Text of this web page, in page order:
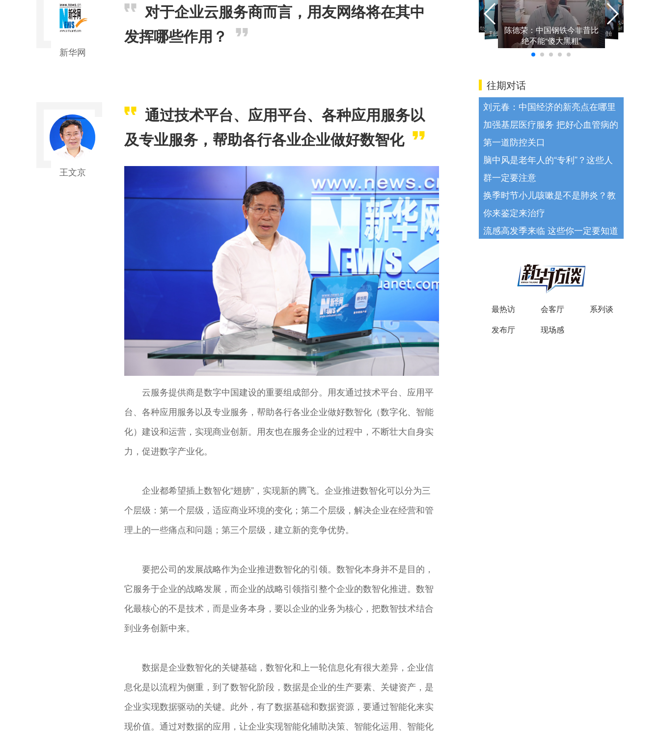
新华网
对于企业云服务商而言，用友网络将在其中
发挥哪些作用？
王文京
通过技术平台、应用平台、各种应用服务以
及专业服务，帮助各行各业企业做好数智化
云服务提供商是数字中国建设的重要组成部分。用友通过技术平台、应用平
台、各种应用服务以及专业服务，帮助各行各业企业做好数智化（数字化、智能
化）建设和运营，实现商业创新。用友也在服务企业的过程中，不断壮大自身实
力，促进数字产业化。
企业都希望插上数智化“翅膀”，实现新的腾飞。企业推进数智化可以分为三
个层级：第一个层级，适应商业环境的变化；第二个层级，解决企业在经营和管
理上的一些痛点和问题；第三个层级，建立新的竞争优势。
要把公司的发展战略作为企业推进数智化的引领。数智化本身并不是目的，
它服务于企业的战略发展，而企业的战略引领指引整个企业的数智化推进。数智
化最核心的不是技术，而是业务本身，要以企业的业务为核心，把数智技术结合
到业务创新中来。
数据是企业数智化的关键基础，数智化和上一轮信息化有很大差异，企业信
息化是以流程为侧重，到了数智化阶段，数据是企业的生产要素、关键资产，是
企业实现数据驱动的关键。此外，有了数据基础和数据资源，要通过智能化来实
现价值。通过对数据的应用，让企业实现智能化辅助决策、智能化运用、智能化
李东生：从磁带厂开始的变
刘石泉：科技强军 航天报国王会生：为国而投的故事
陈德荣：中国钢铁今非昔比
绝不能“傻大黑粗”
雷军：我的梦想和使命
李东生：从磁带厂开始的变
革创新
刘石泉：科技强军 航天报国
往期对话
刘元春：中国经济的新亮点在哪里
加强基层医疗服务 把好心血管病的
第一道防控关口
脑中风是老年人的“专利”？这些人
群一定要注意
换季时节小儿咳嗽是不是肺炎？教
你来鉴定来治疗
流感高发季来临 这些你一定要知道
最热访 会客厅
系列谈
发布厅
现场感